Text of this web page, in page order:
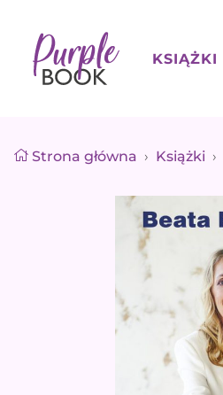
KSIĄŻKI
Strona główna › Książki ›